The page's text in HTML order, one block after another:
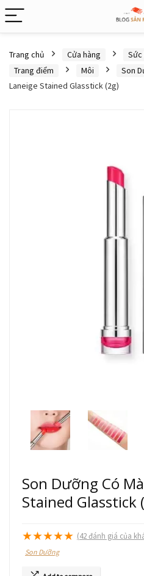
Trang chủ Cửa hàng
Sức
Trang điểm
Môi Son
Laneige Stained Glasstick (2g)
Son Dưỡng Có
Stained Glasstick
★★★★★ (42đánh giá của
Son Dưỡng